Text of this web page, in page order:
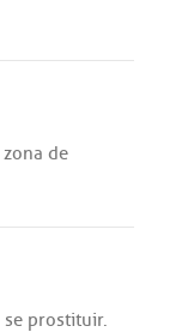
zona de
se prostituir.